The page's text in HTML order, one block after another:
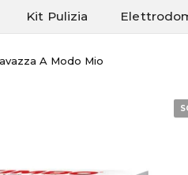
Kit Pulizia
A Modo Mio